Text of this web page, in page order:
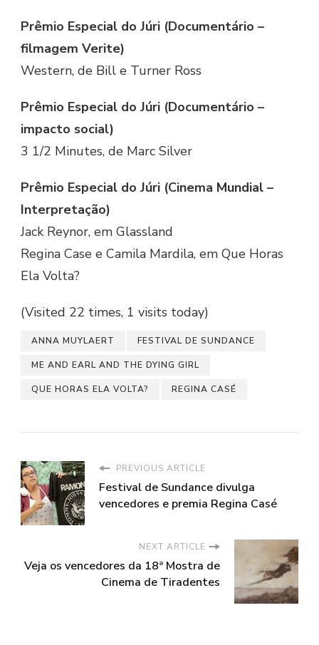
Prêmio Especial do Júri (Documentário –
filmagem Verite)
Western, de Bill e Turner Ross
Prêmio Especial do Júri (Documentário –
impacto social)
3 1/2 Minutes, de Marc Silver
Prêmio Especial do Júri (Cinema Mundial –
Interpretação)
Jack Reynor, em Glassland
Regina Case e Camila Mardila, em Que Horas
Ela Volta?
(Visited 22 times, 1 visits today)
ANNA MUYLAERT FESTIVAL DE SUNDANCE
ME AND EARL AND THE DYING GIRL
QUE HORAS ELA VOLTA? REGINA CASÉ
PREVIOUS ARTICLE
Festival de Sundance divulga
vencedores e premia Regina Casé
NEXT ARTICLE
Veja os vencedores da 18ª Mostra de
Cinema de Tiradentes